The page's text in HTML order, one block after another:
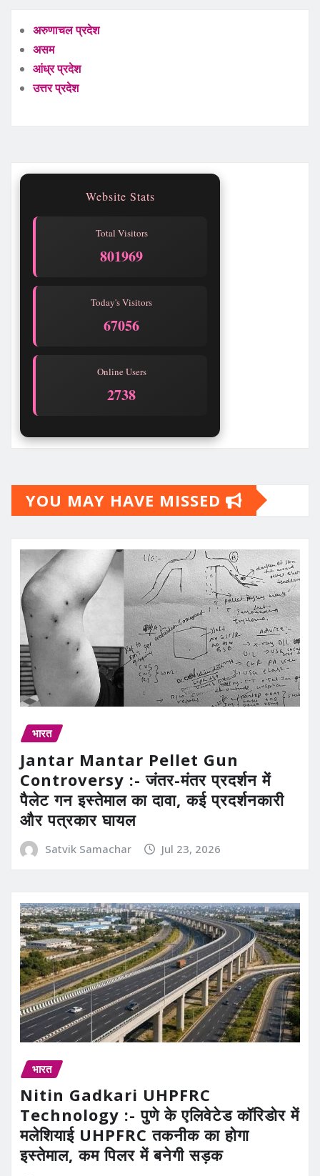
अरुणाचल प्रदेश
असम
आंध्र प्रदेश
उत्तर प्रदेश
Website Stats
Total Visitors
801969
Today's Visitors
67056
Online Users
2738
YOU MAY HAVE MISSED
भारत
Jantar Mantar Pellet Gun
Controversy :- जंतर-मंतर प्रदर्शन में
पैलेट गन इस्तेमाल का दावा, कई प्रदर्शनकारी
और पत्रकार घायल
Satvik Samachar Jul 23, 2026
भारत
Nitin Gadkari UHPFRC
Technology :- पुणे के एलिवेटेड कॉरिडोर में
मलेशियाई UHPFRC तकनीक का होगा
इस्तेमाल, कम पिलर में बनेगी सड़क